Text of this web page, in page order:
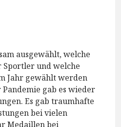
ausgewählt, welche
und welche
Jahr gewählt werden
gab es wieder
Es gab traumhafte
bei vielen
Medaillen bei